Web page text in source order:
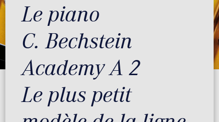
Le piano
C. Bechstein
Academy A 2
Le plus petit